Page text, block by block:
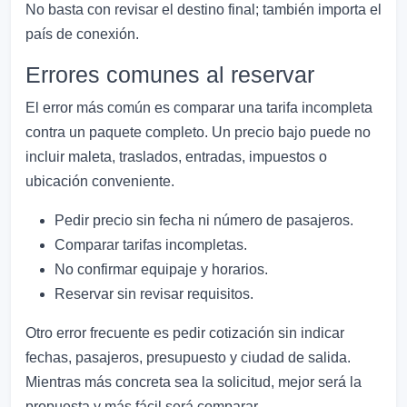
No basta con revisar el destino final; también importa el
país de conexión.
Errores comunes al reservar
El error más común es comparar una tarifa incompleta
contra un paquete completo. Un precio bajo puede no
incluir maleta, traslados, entradas, impuestos o
ubicación conveniente.
Pedir precio sin fecha ni número de pasajeros.
Comparar tarifas incompletas.
No confirmar equipaje y horarios.
Reservar sin revisar requisitos.
Otro error frecuente es pedir cotización sin indicar
fechas, pasajeros, presupuesto y ciudad de salida.
Mientras más concreta sea la solicitud, mejor será la